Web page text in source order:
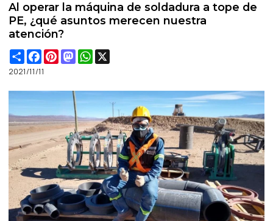
Al operar la máquina de soldadura a tope de
PE, ¿qué asuntos merecen nuestra
atención?
ShareFacebook
PinterestMastodonWhatsApp
2021/11/11